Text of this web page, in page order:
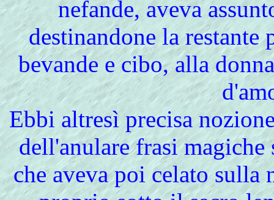
nefande, aveva
destinandone la
bevande e cibo, alla
Ebbi altresì precisa
dell'anulare frasi magiche
che aveva poi celato sulla